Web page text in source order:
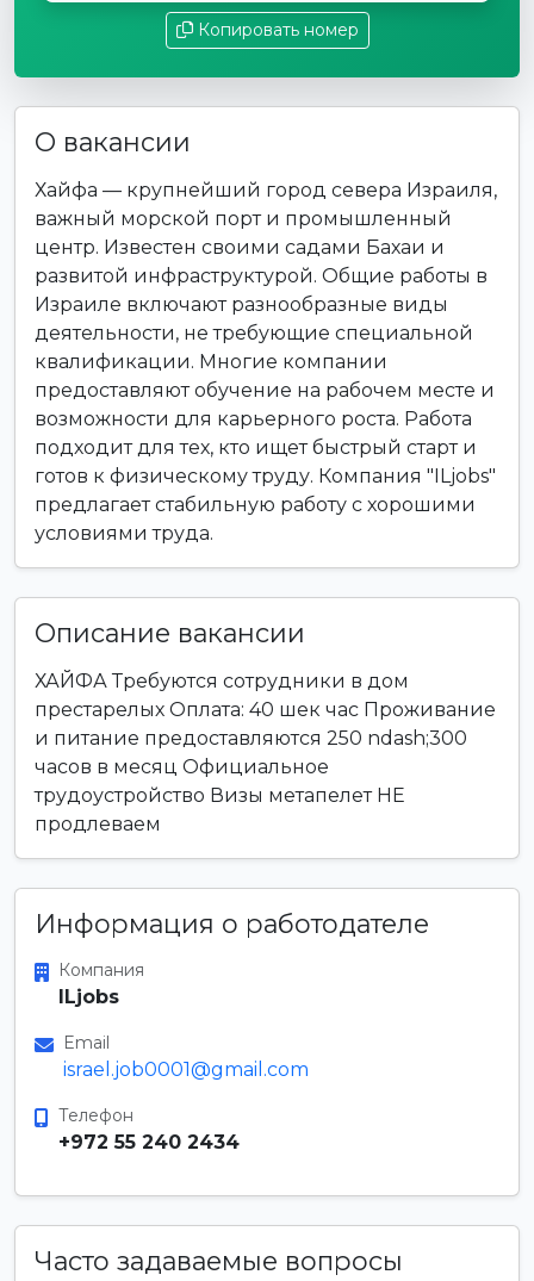
Копировать номер
О вакансии
Хайфа — крупнейший город севера Израиля,
важный морской порт и промышленный
центр. Известен своими садами Бахаи и
развитой инфраструктурой. Общие работы в
Израиле включают разнообразные виды
деятельности, не требующие специальной
квалификации. Многие компании
предоставляют обучение на рабочем месте и
возможности для карьерного роста. Работа
подходит для тех, кто ищет быстрый старт и
готов к физическому труду. Компания "ILjobs"
предлагает стабильную работу с хорошими
условиями труда.
Описание вакансии
ХАЙФА Требуются сотрудники в дом
престарелых Оплата: 40 шек час Проживание
и питание предоставляются 250 ndash;300
часов в месяц Официальное
трудоустройство Визы метапелет НЕ
продлеваем
Информация о работодателе
Компания
ILjobs
Email
israel.job0001@gmail.com
Телефон
+972 55 240 2434
Часто задаваемые вопросы